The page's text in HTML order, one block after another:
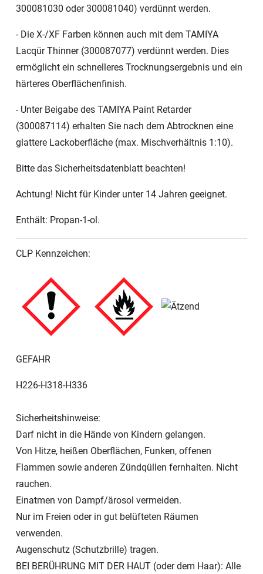
300081030 oder 300081040) verdünnt werden.
- Die X-/XF Farben können auch mit dem TAMIYA
Lacqür Thinner (300087077) verdünnt werden. Dies
ermöglicht ein schnelleres Trocknungsergebnis und ein
härteres Oberflächenfinish.
- Unter Beigabe des TAMIYA Paint Retarder
(300087114) erhalten Sie nach dem Abtrocknen eine
glattere Lackoberfläche (max. Mischverhältnis 1:10).
Bitte das Sicherheitsdatenblatt beachten!
Achtung! Nicht für Kinder unter 14 Jahren geeignet.
Enthält: Propan-1-ol.
CLP Kennzeichen:
GEFAHR
H226-H318-H336
Sicherheitshinweise:
Darf nicht in die Hände von Kindern gelangen.
Von Hitze, heißen Oberflächen, Funken, offenen
Flammen sowie anderen Zündqüllen fernhalten. Nicht
rauchen.
Einatmen von Dampf/ärosol vermeiden.
Nur im Freien oder in gut belüfteten Räumen
verwenden.
Augenschutz (Schutzbrille) tragen.
BEI BERÜHRUNG MIT DER HAUT (oder dem Haar): Alle